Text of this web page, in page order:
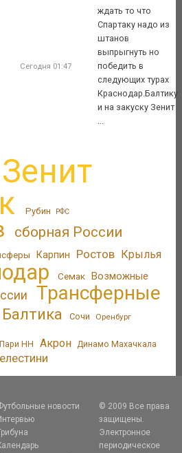
Сегодня 01:47
ждать то что
Спартаку надо из
штанов
выпрыгнуть но
победить в
следующих турах
Краснодар.Балтику
и на закуску Зенит
Зенит
Рубин РФС
сборная России
Карпин Ростов Крылья
Семак Возможные
Трансферные
Балтика Сочи Оренбург
Пари НН Акрон Динамо Махачкала
новости
© 2009 Все права
защищены.
Электронное
периодическое